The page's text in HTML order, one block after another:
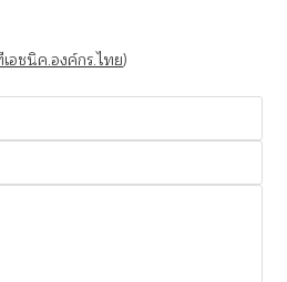
อชนิค.องค์กร.ไทย)